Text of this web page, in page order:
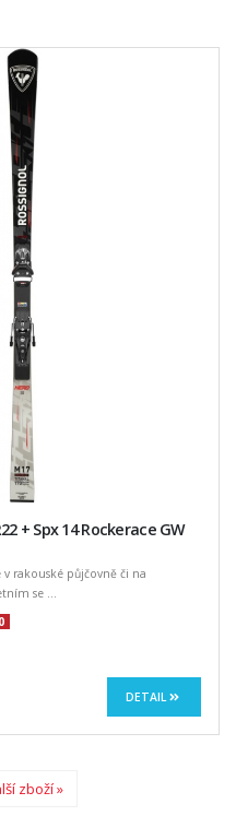
+ Spx 14 Rockerace GW
rakouské půjčovně či na
se ...
DETAIL
zboží »